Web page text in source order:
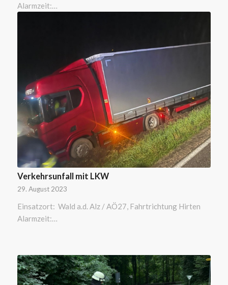
Alarmzeit:…
Verkehrsunfall mit LKW
29. August 2023
Einsatzort: Wald a.d. Alz / AÖ27, Fahrtrichtung Hirten
Alarmzeit:…